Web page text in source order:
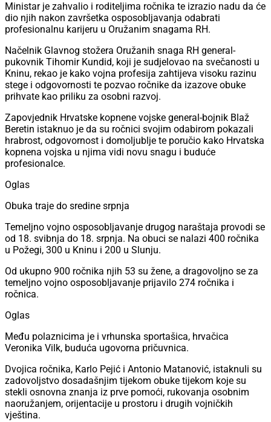
Ministar je zahvalio i roditeljima ročnika te izrazio nadu da će
dio njih nakon završetka osposobljavanja odabrati
profesionalnu karijeru u Oružanim snagama RH.
Načelnik Glavnog stožera Oružanih snaga RH general-
pukovnik Tihomir Kundid, koji je sudjelovao na svečanosti u
Kninu, rekao je kako vojna profesija zahtijeva visoku razinu
stege i odgovornosti te pozvao ročnike da izazove obuke
prihvate kao priliku za osobni razvoj.
Zapovjednik Hrvatske kopnene vojske general-bojnik Blaž
Beretin istaknuo je da su ročnici svojim odabirom pokazali
hrabrost, odgovornost i domoljublje te poručio kako Hrvatska
kopnena vojska u njima vidi novu snagu i buduće
profesionalce.
Oglas
Obuka traje do sredine srpnja
Temeljno vojno osposobljavanje drugog naraštaja provodi se
od 18. svibnja do 18. srpnja. Na obuci se nalazi 400 ročnika
u Požegi, 300 u Kninu i 200 u Slunju.
Od ukupno 900 ročnika njih 53 su žene, a dragovoljno se za
temeljno vojno osposobljavanje prijavilo 274 ročnika i
ročnica.
Oglas
Među polaznicima je i vrhunska sportašica, hrvačica
Veronika Vilk, buduća ugovorna pričuvnica.
Dvojica ročnika, Karlo Pejić i Antonio Matanović, istaknuli su
zadovoljstvo dosadašnjim tijekom obuke tijekom koje su
stekli osnovna znanja iz prve pomoći, rukovanja osobnim
naoružanjem, orijentacije u prostoru i drugih vojničkih
vještina.